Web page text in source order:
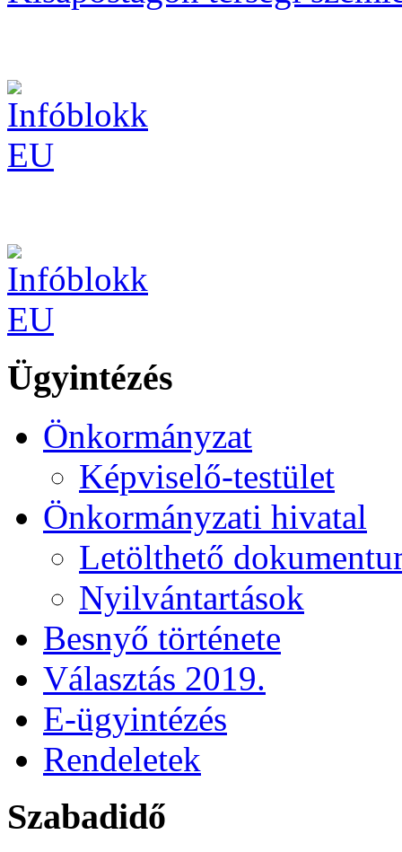
Ügyintézés
Önkormányzat
Képviselő-testület
Önkormányzati hivatal
Letölthető
Nyilvántartások
Besnyő története
Választás 2019.
E-ügyintézés
Rendeletek
Szabadidő